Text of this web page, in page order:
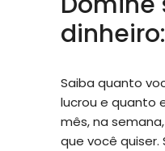
dinheiro:
Saiba quanto
lucrou e quanto
mês, na
que você